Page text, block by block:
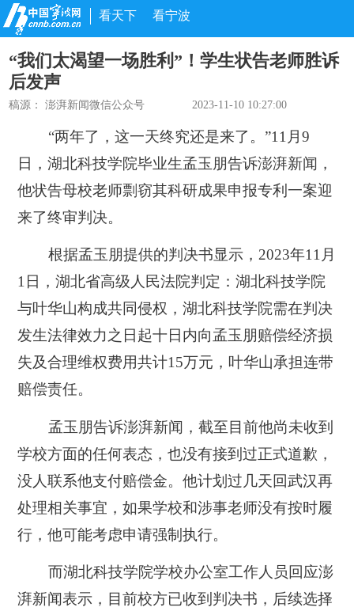
看天下 看宁波
“我们太渴望一场胜利”！学生状告老师胜诉
后发声
稿源：澎湃新闻微信公众号 2023-11-10 10:27:00
“两年了，这一天终究还是来了。”11月9
日，湖北科技学院毕业生孟玉朋告诉澎湃新闻，
他状告母校老师剽窃其科研成果申报专利一案迎
来了终审判决。
根据孟玉朋提供的判决书显示，2023年11月
1日，湖北省高级人民法院判定：湖北科技学院
与叶华山构成共同侵权，湖北科技学院需在判决
发生法律效力之日起十日内向孟玉朋赔偿经济损
失及合理维权费用共计15万元，叶华山承担连带
赔偿责任。
孟玉朋告诉澎湃新闻，截至目前他尚未收到
学校方面的任何表态，也没有接到过正式道歉，
没人联系他支付赔偿金。他计划过几天回武汉再
处理相关事宜，如果学校和涉事老师没有按时履
行，他可能考虑申请强制执行。
而湖北科技学院学校办公室工作人员回应澎
湃新闻表示，目前校方已收到判决书，后续选择